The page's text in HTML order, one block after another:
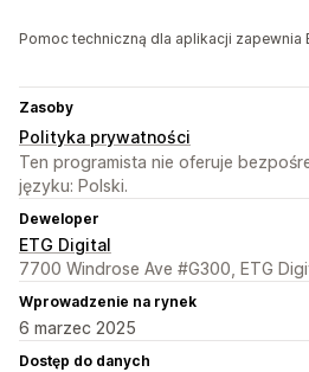
Pomoc techniczną dla aplikacji zapewnia
Zasoby
Polityka prywatności
Ten programista nie oferuje
języku: Polski.
Deweloper
ETG Digital
7700 Windrose Ave #G300, ETG
Wprowadzenie na rynek
6 marzec 2025
Dostęp do danych